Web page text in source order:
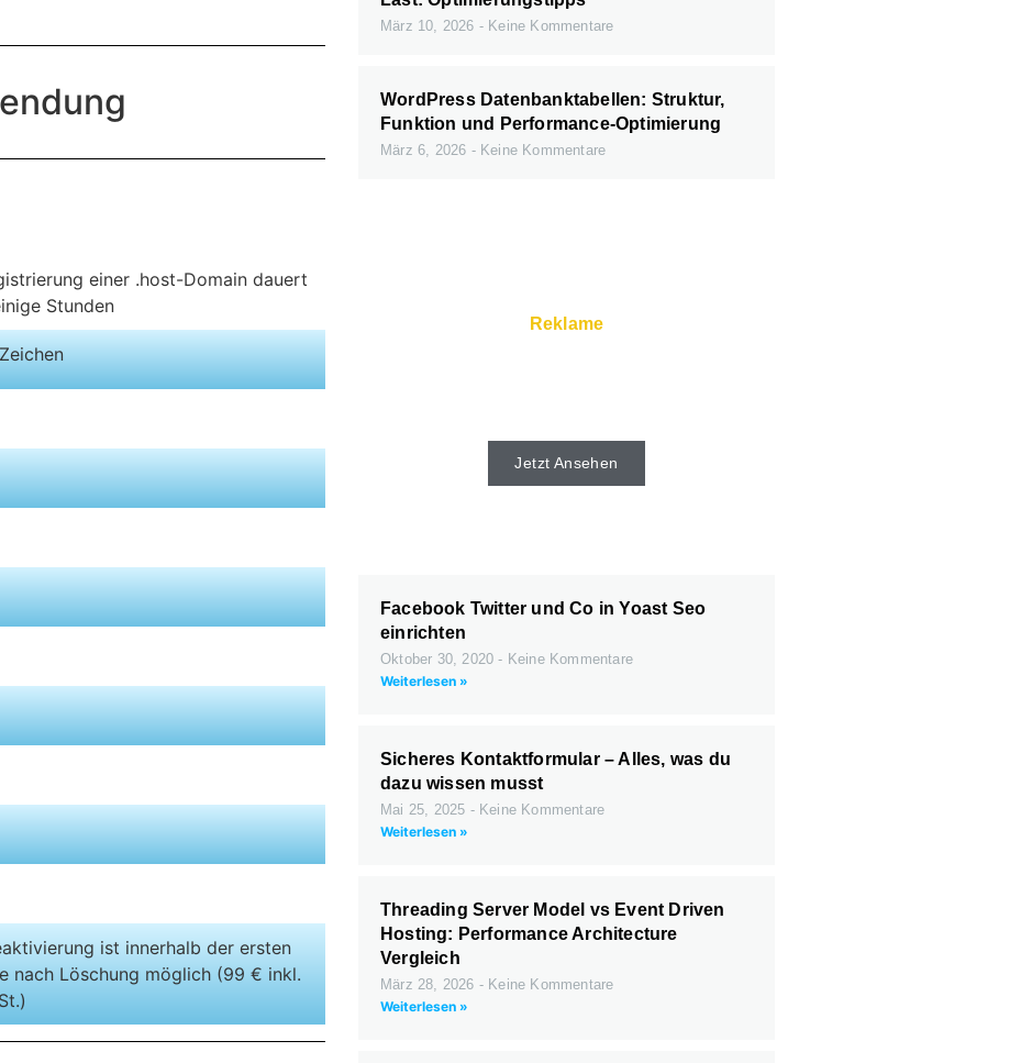
einer .host-Domain dauert
Stunden
ist innerhalb der ersten
nach Löschung möglich (99 € inkl.
März 10, 2026 Keine Kommentare
WordPress Datenbanktabellen: Struktur,
Funktion und Performance-Optimierung
März 6, 2026 Keine Kommentare
Reklame
Jetzt Ansehen
Facebook Twitter und Co in Yoast Seo
einrichten
Oktober 30, 2020
Keine Kommentare
Weiterlesen »
Sicheres Kontaktformular – Alles, was du
dazu wissen musst
Mai 25, 2025 Keine Kommentare
Weiterlesen »
Threading Server Model vs Event Driven
Hosting: Performance Architecture
Vergleich
März 28, 2026
Keine Kommentare
Weiterlesen »